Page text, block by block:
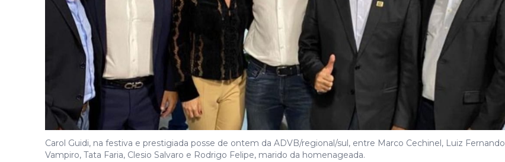
Carol Guidi, na festiva e prestigiada posse de ontem da ADVB/regional/sul, entre Marco Cechinel, Luiz Fernando
Vampiro, Tata Faria, Clesio Salvaro e Rodrigo Felipe, marido da homenageada.